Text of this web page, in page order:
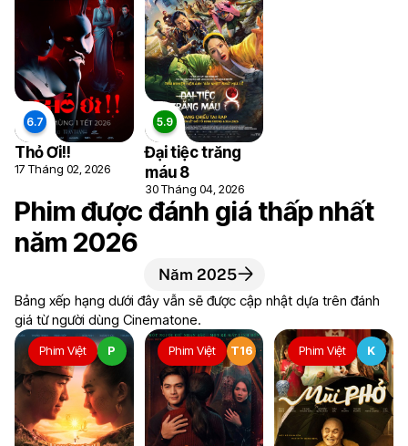
8.3
Thỏ Ơi!!
17 Tháng 02, 2026
Đại tiệc trăng
máu 8
30 Tháng 04, 2026
Phim được đánh giá thấp nhất
năm 2026
Năm 2025
Bảng xếp hạng dưới đây vẫn sẽ được cập nhật dựa trên đánh
giá từ người dùng Cinematone.
Phim Việt P Phim Việt T16 Phim Việt K